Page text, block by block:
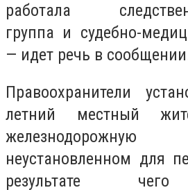
работала
группа и судебно-
— идет речь в
Правоохранители
летний местный
неустановленном для
результате